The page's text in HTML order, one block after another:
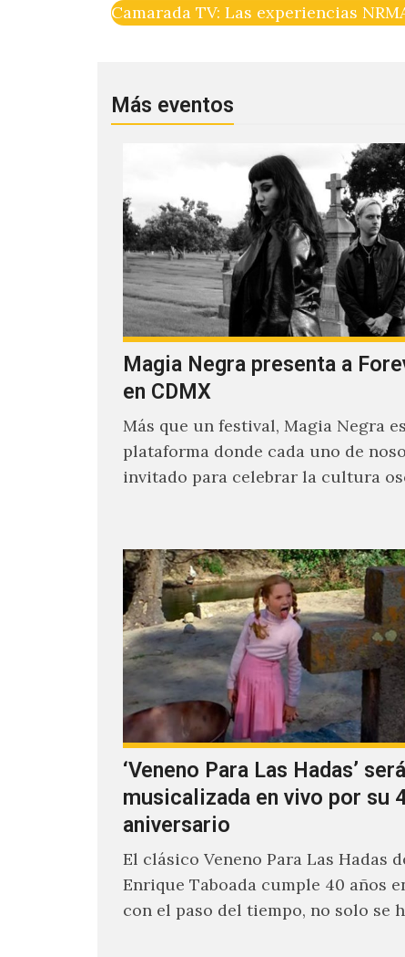
Camarada TV: Las experiencias
Más eventos
Magia Negra presenta a
en CDMX
Más que un festival, Magia Negra
plataforma donde cada uno de
invitado para celebrar la cultura
‘Veneno Para Las Hadas’ será
musicalizada en vivo por su
aniversario
El clásico Veneno Para Las Hadas
Enrique Taboada cumple 40 años
con el paso del tiempo, no solo se